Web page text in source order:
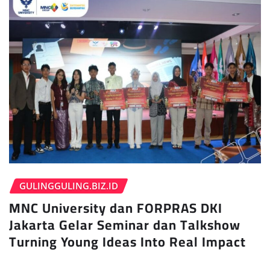
GULINGGULING.BIZ.ID
MNC University dan FORPRAS DKI
Jakarta Gelar Seminar dan Talkshow
Turning Young Ideas Into Real Impact